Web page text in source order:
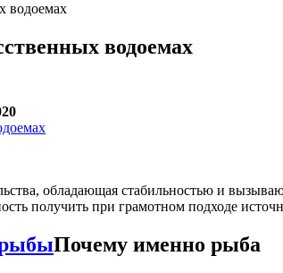
водоемах
водоемах
обладающая стабильностью и
получить при грамотном подходе
Почему именно рыба